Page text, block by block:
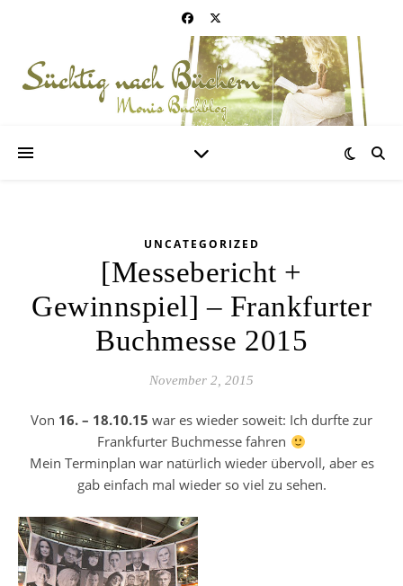
UNCATEGORIZED
[Messebericht +
Gewinnspiel] – Frankfurter
Buchmesse 2015
November 2, 2015
Von 16. – 18.10.15 war es wieder soweit: Ich durfte zur
Frankfurter Buchmesse fahren
Mein Terminplan war natürlich wieder übervoll, aber es
gab einfach mal wieder so viel zu sehen.